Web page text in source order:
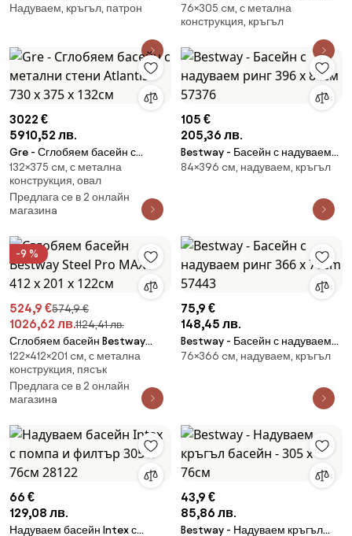
Summer Waves Ратан 305 х
Надуваем, кръгъл, патрон
рамка FunSicle Ø305 x h76 см
FiltraBoost™
76×305 cм, с метална
конструкция, кръгъл
3022 €
5910,52 лв.
Gre - Сглобяем басейн с
метални стени Atlantis 730 x
375 x 132см
132×375 cм, с метална
конструкция, овал
Предлага се в 2 онлайн
магазинa
105 €
205,36 лв.
Bestway - Басейн с надуваем
ринг 396 х 84см 57376
84×396 cм, надуваем, кръгъл
-9 %
524,9 €574,9 €
1026,62 лв.1124,41 лв.
Сглобяем басейн Bestway
Steel Pro MAX™ 412 x 201 x
122см
122×412×201 cм, с метална
конструкция, пясък
Предлага се в 2 онлайн
магазинa
75,9 €
148,45 лв.
Bestway - Басейн с надуваем
ринг 366 x 76cm 57443
76×366 cм, надуваем, кръгъл
66 €
129,08 лв.
Надуваем басейн Intex с
43,9 €
85,86 лв.
Bestway - Надуваем кръгъл